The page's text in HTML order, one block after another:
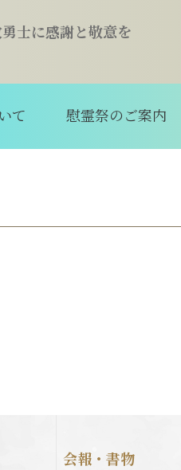
士に感謝と敬意を
て 慰霊祭のご案内
会報・書物